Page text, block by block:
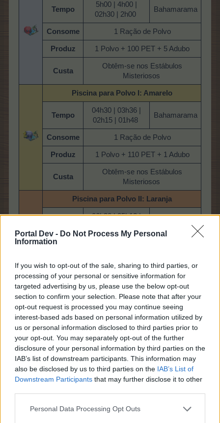
Portal Dev - Do Not Process My Personal
Information
If you wish to opt-out of the sale, sharing to third parties, or
processing of your personal or sensitive information for
targeted advertising by us, please use the below opt-out
section to confirm your selection. Please note that after your
opt-out request is processed you may continue seeing
interest-based ads based on personal information utilized by
us or personal information disclosed to third parties prior to
your opt-out. You may separately opt-out of the further
disclosure of your personal information by third parties on the
IAB’s list of downstream participants. This information may
also be disclosed by us to third parties on the IAB’s List of
Downstream Participants that may further disclose it to other
Personal Data Processing Opt Outs
Tempo
5h00 | 4h00 |
02h30 | 2h00
Bahamarama
Consome 1 Ração de Polvo
Produz 1 Polvo + 100 PET + 5 Adubo
Custa
Obtêm-se nos Estábulos
Misteriosos
Piscina para Polvo I: Amarelo
Tempo
04h30 | 03h36 |
02h15 | 01h48
Bahamarama
Consome 1 Ração de Polvo
Produz 1 Polvo + 110 PET + 1 Adubo
Custa
Obtêm-se nos Estábulos
Misteriosos
Piscina para PolvoII: Laranja
06h30 | 05h12 |
Consome
Custa
Obtêm-se nos Estábulos
Misteriosos​
......
Imagem
Nome PE Contravalor
Polvo
12 Novembro 2018
hugolemosaprova isto.